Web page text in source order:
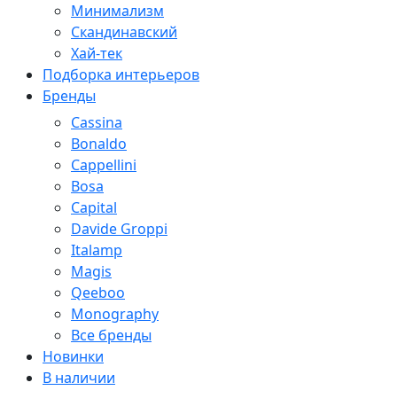
Минимализм
Скандинавский
Хай-тек
Подборка интерьеров
Бренды
Cassina
Bonaldo
Cappellini
Bosa
Capital
Davide Groppi
Italamp
Magis
Qeeboo
Monography
Все бренды
Новинки
В наличии